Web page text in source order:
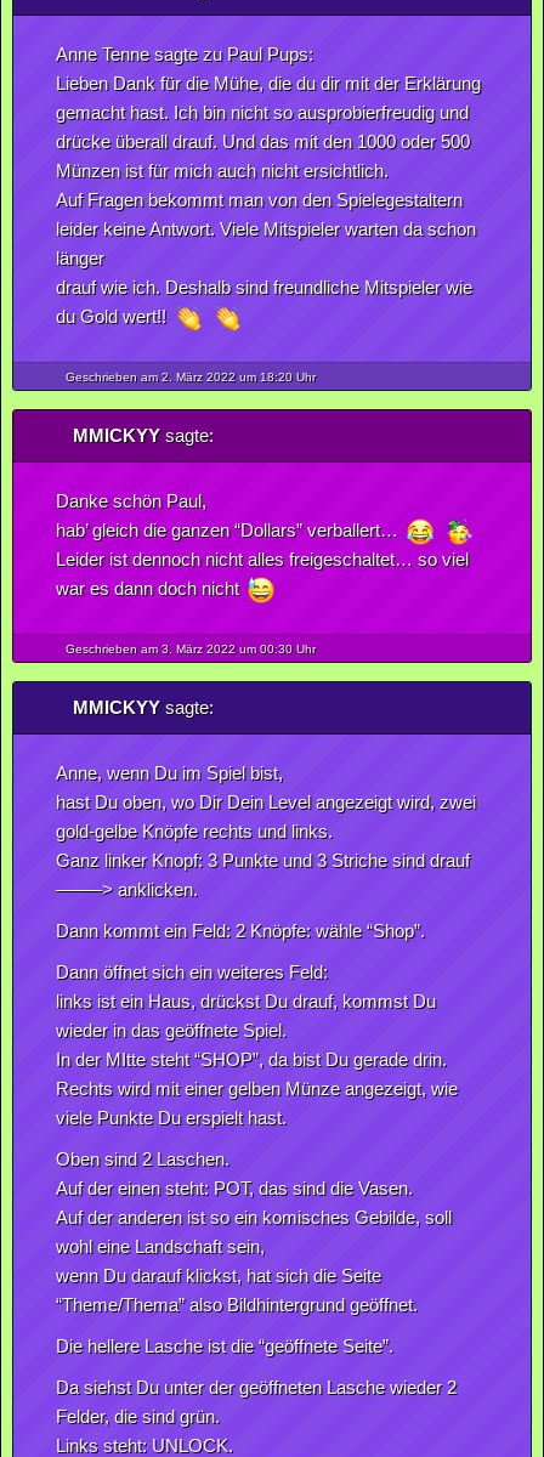
Anne Tenne sagte zu Paul Pups:
Lieben Dank für die Mühe, die du dir mit der Erklärung
gemacht hast. Ich bin nicht so ausprobierfreudig und
drücke überall drauf. Und das mit den 1000 oder 500
Münzen ist für mich auch nicht ersichtlich.
Auf Fragen bekommt man von den Spielegestaltern
leider keine Antwort. Viele Mitspieler warten da schon
länger
drauf wie ich. Deshalb sind freundliche Mitspieler wie
du Gold wert!!
Geschrieben am 2. März2022um 18:20 Uhr
MMICKYYsagte:
Danke schön Paul,
hab’ gleich die ganzen “Dollars” verballert…
Leider ist dennoch nicht alles freigeschaltet… so viel
war es dann doch nicht
Geschrieben am 3. März2022um 00:30 Uhr
MMICKYYsagte:
Anne, wenn Du im Spiel bist,
hast Du oben, wo Dir Dein Level angezeigt wird, zwei
gold-gelbe Knöpfe rechts und links.
Ganz linker Knopf: 3 Punkte und 3 Striche sind drauf
——–> anklicken.
Dann kommt ein Feld: 2 Knöpfe: wähle “Shop”.
Dann öffnet sich ein weiteres Feld:
links ist ein Haus, drückst Du drauf, kommst Du
wieder in das geöffnete Spiel.
In der MItte steht “SHOP”, da bist Du gerade drin.
Rechts wird mit einer gelben Münze angezeigt, wie
viele Punkte Du erspielt hast.
Oben sind 2 Laschen.
Auf der einen steht: POT, das sind die Vasen.
Auf der anderen ist so ein komisches Gebilde, soll
wohl eine Landschaft sein,
wenn Du darauf klickst, hat sich die Seite
“Theme/Thema” also Bildhintergrund geöffnet.
Die hellere Lasche ist die “geöffnete Seite”.
Da siehst Du unter der geöffneten Lasche wieder 2
Felder, die sind grün.
Links steht: UNLOCK.